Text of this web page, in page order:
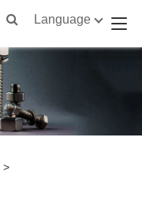
Language
>